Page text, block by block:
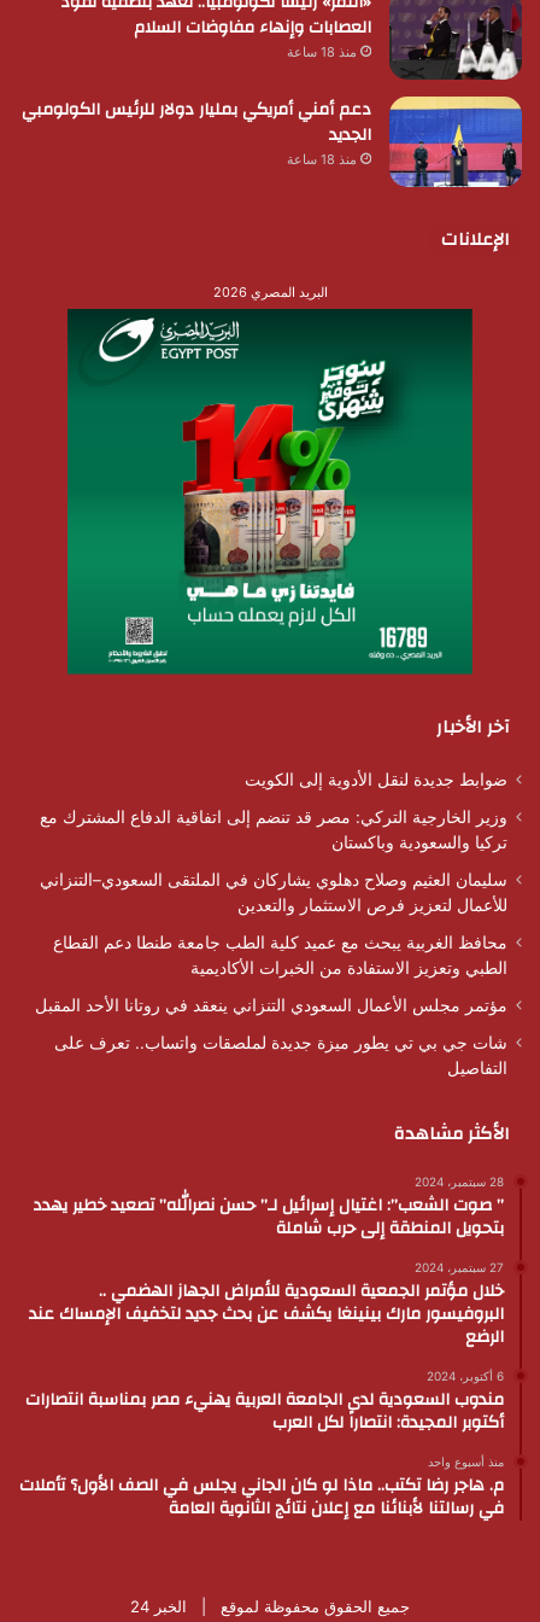
العصابات وإنهاء مفاوضات السلام
منذ 18 ساعة
دعم أمني أمريكي بمليار دولار للرئيس الكولومبي
الجديد
منذ 18 ساعة
الإعلانات
البريد المصري 2026
آخر الأخبار
ضوابط جديدة لنقل الأدوية إلى الكويت
وزير الخارجية التركي: مصر قد تنضم إلى اتفاقية الدفاع المشترك مع
تركيا والسعودية وباكستان
سليمان العثيم وصلاح دهلوي يشاركان في الملتقى السعودي–التنزاني
للأعمال لتعزيز فرص الاستثمار والتعدين
محافظ الغربية يبحث مع عميد كلية الطب جامعة طنطا دعم القطاع
الطبي وتعزيز الاستفادة من الخبرات الأكاديمية
مؤتمر مجلس الأعمال السعودي التنزاني ينعقد في روتانا الأحد المقبل
شات جي بي تي يطور ميزة جديدة لملصقات واتساب.. تعرف على
التفاصيل
الأكثر مشاهدة
28 سبتمبر، 2024
” صوت الشعب”: اغتيال إسرائيل لـ” حسن نصرالله” تصعيد خطير يهدد
بتحويل المنطقة إلى حرب شاملة
27 سبتمبر، 2024
خلال مؤتمر الجمعية السعودية للأمراض الجهاز الهضمي ..
البروفيسور مارك بينينغا يكشف عن بحث جديد لتخفيف الإمساك عند
الرضع
6 أكتوبر، 2024
مندوب السعودية لدى الجامعة العربية يهنيء مصر بمناسبة انتصارات
أكتوبر المجيدة: انتصاراً لكل العرب
منذ أسبوع واحد
م. هاجر رضا تكتب.. ماذا لو كان الجاني يجلس في الصف الأول؟ تأملات
في رسالتنا لأبنائنا مع إعلان نتائج الثانوية العامة
جميع الحقوق محفوظة لموقع | الخبر 24